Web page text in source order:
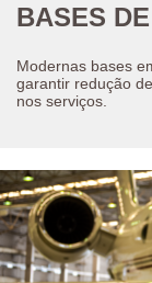
BASES
Modernas bases
garantir redução
nos serviços.